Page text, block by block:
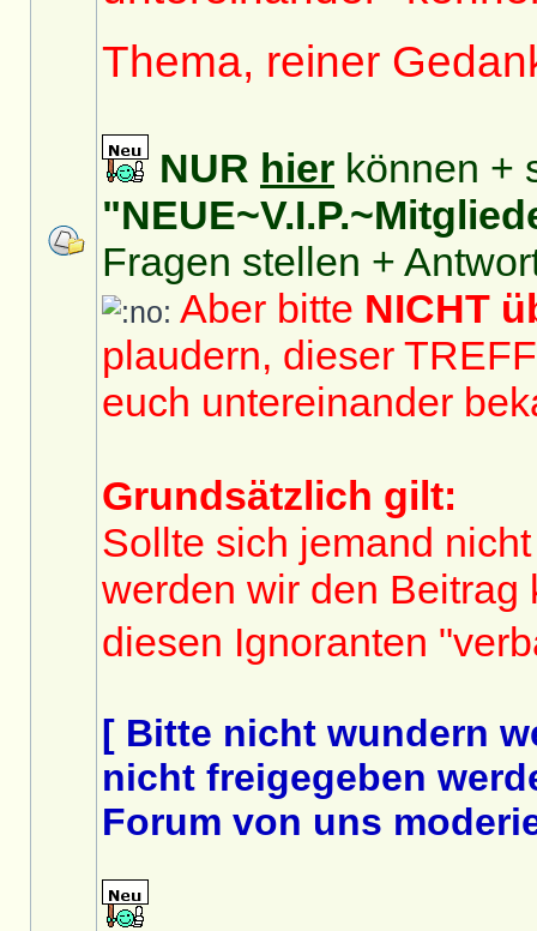
Thema, reiner
NUR hier können +
Fragen stellen +
Aber bitte NICHT
plaudern, dieser
euch untereinander
Grundsätzlich gilt:
Sollte sich jemand
werden wir den Beitrag
diesen Ignoranten
[ Bitte nicht wundern
nicht freigegeben
Forum von uns